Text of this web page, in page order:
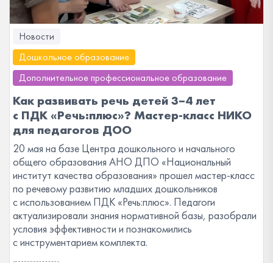
Новости
Дошкольное образование
Дополнительное профессиональное образование
Как развивать речь детей 3–4 лет
с ПДК «Речь:плюс»? Мастер-класс НИКО
для педагогов ДОО
20 мая на базе Центра дошкольного и начального
общего образования АНО ДПО «Национальный
институт качества образования» прошел мастер-класс
по речевому развитию младших дошкольников
с использованием ПДК «Речь:плюс». Педагоги
актуализировали знания нормативной базы, разобрали
условия эффективности и познакомились
с инструментарием комплекта.